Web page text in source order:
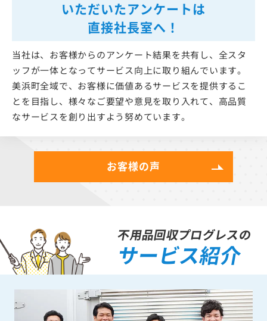
いただいたアンケートは
直接社長室へ！
当社は、お客様からのアンケート結果を共有し、全スタ
ッフが一体となってサービス向上に取り組んでいます。
美浜町全域で、お客様に価値あるサービスを提供するこ
とを目指し、様々なご要望や意見を取り入れて、高品質
なサービスを創り出すよう努めています。
お客様の声
不用品回収プログレスの
サービス紹介